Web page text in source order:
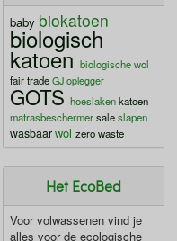
baby biokatoen
biologisch
katoen biologische wol
fair tradeGJ oplegger
GOTS hoeslakenkatoen
matrasbeschermersaleslapen
wasbaarwol zero waste
Het EcoBed
Voor volwassenen vind je
alles voor de ecologische